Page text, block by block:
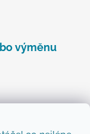
výměnu
informace